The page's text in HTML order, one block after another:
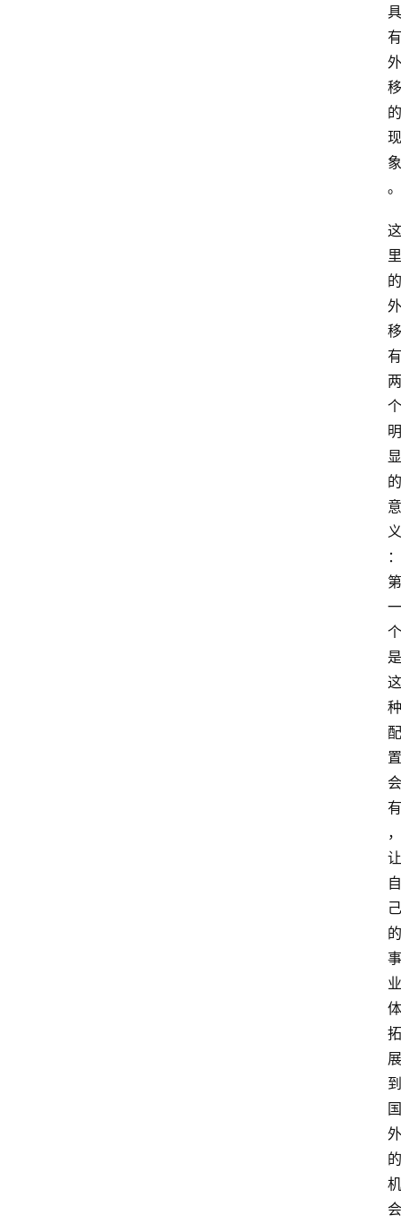
具
有
外
移
的
现
象
。
这
里
的
外
移
有
两
个
明
显
的
意
义
：
第
一
个
是
这
种
配
置
会
有
，
让
自
己
的
事
业
体
拓
展
到
国
外
的
机
会